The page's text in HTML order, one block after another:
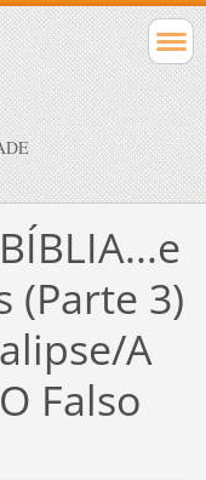
(Parte 3)
A
Falso